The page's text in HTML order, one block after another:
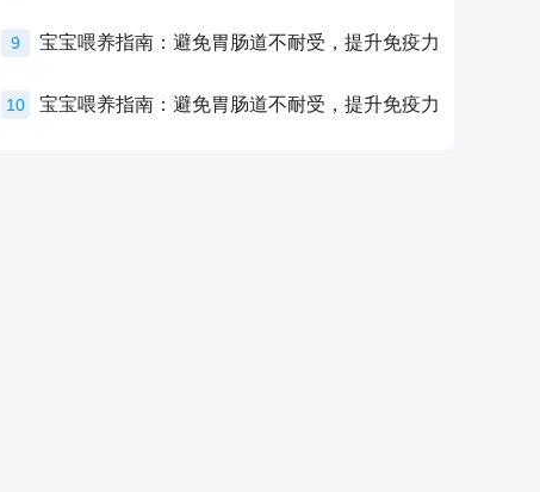
9 宝宝喂养指南：避免胃肠道不耐受，提升免疫力
10 宝宝喂养指南：避免胃肠道不耐受，提升免疫力